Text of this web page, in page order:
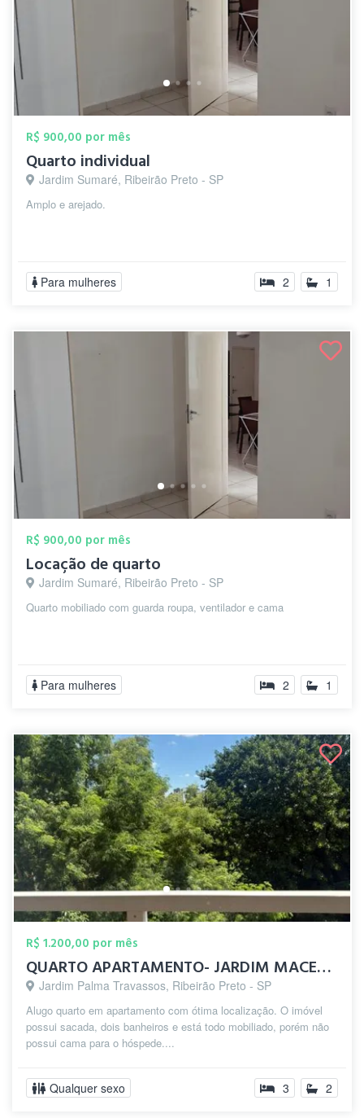
R$ 900,00 por mês
Quarto individual
Jardim Sumaré, Ribeirão Preto - SP
Amplo e arejado.
Para mulheres 2 1
R$ 900,00 por mês
Locação de quarto
Jardim Sumaré, Ribeirão Preto - SP
Quarto mobiliado com guarda roupa, ventilador e cama
Para mulheres 2 1
R$ 1.200,00 por mês
QUARTO APARTAMENTO- JARDIM MACEDO RP
Jardim Palma Travassos, Ribeirão Preto - SP
Alugo quarto em apartamento com ótima localização. O imóvel
possui sacada, dois banheiros e está todo mobiliado, porém não
possui cama para o hóspede....
Qualquer sexo 3 2